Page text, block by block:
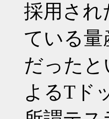
採用され
ている
だったと
よるTド